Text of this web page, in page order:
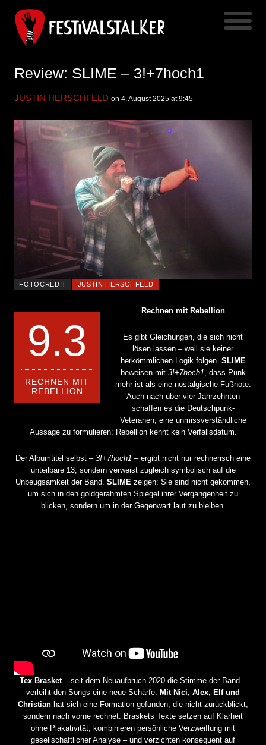
Review: SLIME – 3!+7hoch1
JUSTIN HERSCHFELD on 4. August 2025 at 9:45
FOTOCREDIT JUSTIN HERSCHFELD
9.3
RECHNEN MIT
REBELLION
Rechnen mit Rebellion
Es gibt Gleichungen, die sich nicht
lösen lassen – weil sie keiner
herkömmlichen Logik folgen. SLIME
beweisen mit 3!+7hoch1 , dass Punk
mehr ist als eine nostalgische Fußnote.
Auch nach über vier Jahrzehnten
schaffen es die Deutschpunk-
Veteranen, eine unmissverständliche
Aussage zu formulieren: Rebellion kennt kein Verfallsdatum.
Der Albumtitel selbst – 3!+7hoch1 – ergibt nicht nur rechnerisch eine
unteilbare 13, sondern verweist zugleich symbolisch auf die
Unbeugsamkeit der Band. SLIME zeigen: Sie sind nicht gekommen,
um sich in den goldgerahmten Spiegel ihrer Vergangenheit zu
blicken, sondern um in der Gegenwart laut zu bleiben.
Tex Brasket– seit dem Neuaufbruch 2020 die Stimme der Band –
verleiht den Songs eine neue Schärfe. Mit Nici, Alex, Elf und
Christian hat sich eine Formation gefunden, die nicht zurückblickt,
sondern nach vorne rechnet. Braskets Texte setzen auf Klarheit
ohne Plakativität, kombinieren persönliche Verzweiflung mit
gesellschaftlicher Analyse – und verzichten konsequent auf